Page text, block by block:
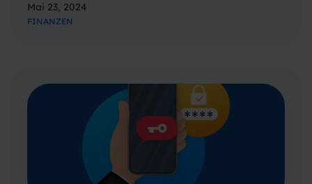
geht, ist Spryng als vertrauenswürdiger Partner
Mai 23, 2024
FINANZEN